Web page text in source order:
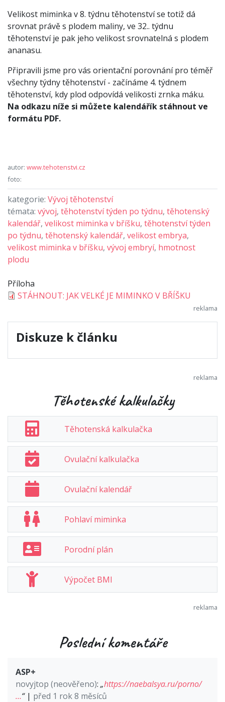
Velikost miminka v 8. týdnu těhotenství se totiž dá
srovnat právě s plodem maliny, ve 32.. týdnu
těhotenství je pak jeho velikost srovnatelná s plodem
ananasu.
Připravili jsme pro vás orientační porovnání pro téměř
všechny týdny těhotenství - začínáme 4. týdnem
těhotenství, kdy plod odpovídá velikosti zrnka máku.
Na odkazu níže si můžete kalendářík stáhnout ve
formátu PDF.
autor: www.tehotenstvi.cz
foto:
kategorie: Vývoj těhotenství
témata: vývoj, těhotenství týden po týdnu, těhotenský
kalendář, velikost miminka v bříšku, těhotenství týden
po týdnu, těhotenský kalendář, velikost embrya,
velikost miminka v bříšku, vývoj embryí, hmotnost
plodu
Příloha
STÁHNOUT: JAK VELKÉ JE MIMINKO V BŘÍŠKU
Diskuze k článku
Těhotenské kalkulačky
Těhotenská kalkulačka
Ovulační kalkulačka
Ovulační kalendář
Pohlaví miminka
Porodní plán
Výpočet BMI
Poslední komentáře
ASP+
novyjtop (neověřeno): „https://naebalsya.ru/porno/
…“| před 1 rok 8 měsíců